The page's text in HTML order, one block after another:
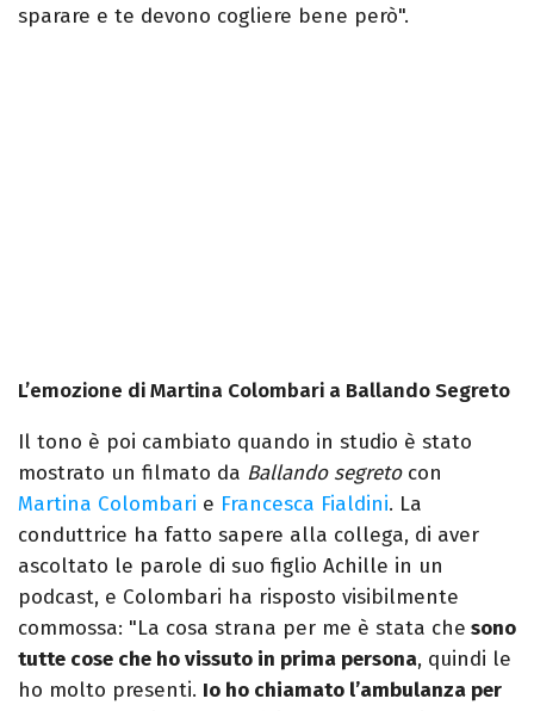
sparare e te devono cogliere bene però".
L’emozione di Martina Colombari a Ballando Segreto
Il tono è poi cambiato quando in studio è stato
mostrato un filmato da Ballando segretocon
Martina Colombari e Francesca Fialdini. La
conduttrice ha fatto sapere alla collega, di aver
ascoltato le parole di suo figlio Achille in un
podcast, e Colombari ha risposto visibilmente
commossa: "La cosa strana per me è stata che sono
tutte cose che ho vissuto in prima persona, quindi le
ho molto presenti. Io ho chiamato l’ambulanza per